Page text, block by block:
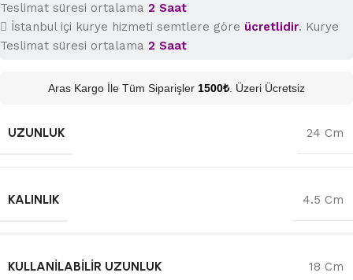
Teslimat süresi ortalama 2 Saat
İstanbul içi kurye hizmeti semtlere göre ücretlidir. Kurye
Teslimat süresi ortalama 2 Saat
Aras Kargo İle Tüm Siparişler 1500₺ . Üzeri Ücretsiz
UZUNLUK 24 Cm
KALINLIK 4.5 Cm
KULLANILABILIR UZUNLUK 18 Cm